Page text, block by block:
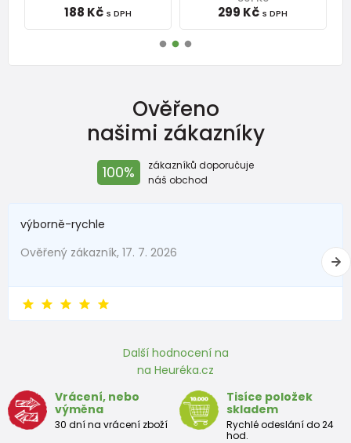
188 Kč s DPH 299 Kč s DPH
Ověřeno
našimi zákazníky
100%
zákazníků doporučuje
náš obchod
výborně-rychle
Ověřený zákazník, 17. 7. 2026
Další hodnocení na
na Heuréka.cz
Vrácení, nebo
výměna
30 dní na vrácení zboží
Tisíce položek
skladem
Rychlé odeslání do 24
hod.